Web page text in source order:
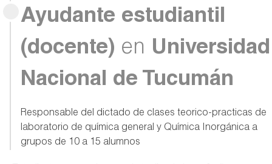
Ayudante estudiantil
(docente) en Universidad
Nacional de Tucumán
Responsable del dictado de clases teorico-practicas de
laboratorio de química general y Química Inorgánica a
grupos de 10 a 15 alumnos